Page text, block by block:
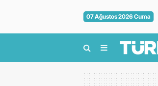
07 Ağustos 2026 Cuma